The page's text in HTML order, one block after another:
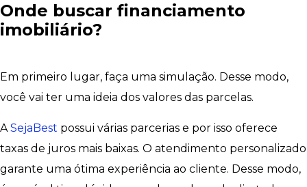
Onde buscar financiamento
imobiliário?
Em primeiro lugar, faça uma simulação. Desse modo,
você vai ter uma ideia dos valores das parcelas.
A SejaBest possui várias parcerias e por isso oferece
taxas de juros mais baixas. O atendimento personalizado
garante uma ótima experiência ao cliente. Desse modo,